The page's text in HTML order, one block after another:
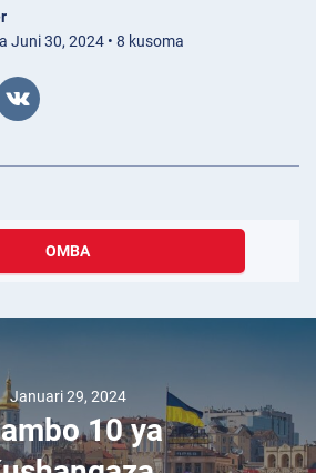
Juni 30, 2024 • 8 kusoma
OMBA
Januari 29, 2024
10 ya